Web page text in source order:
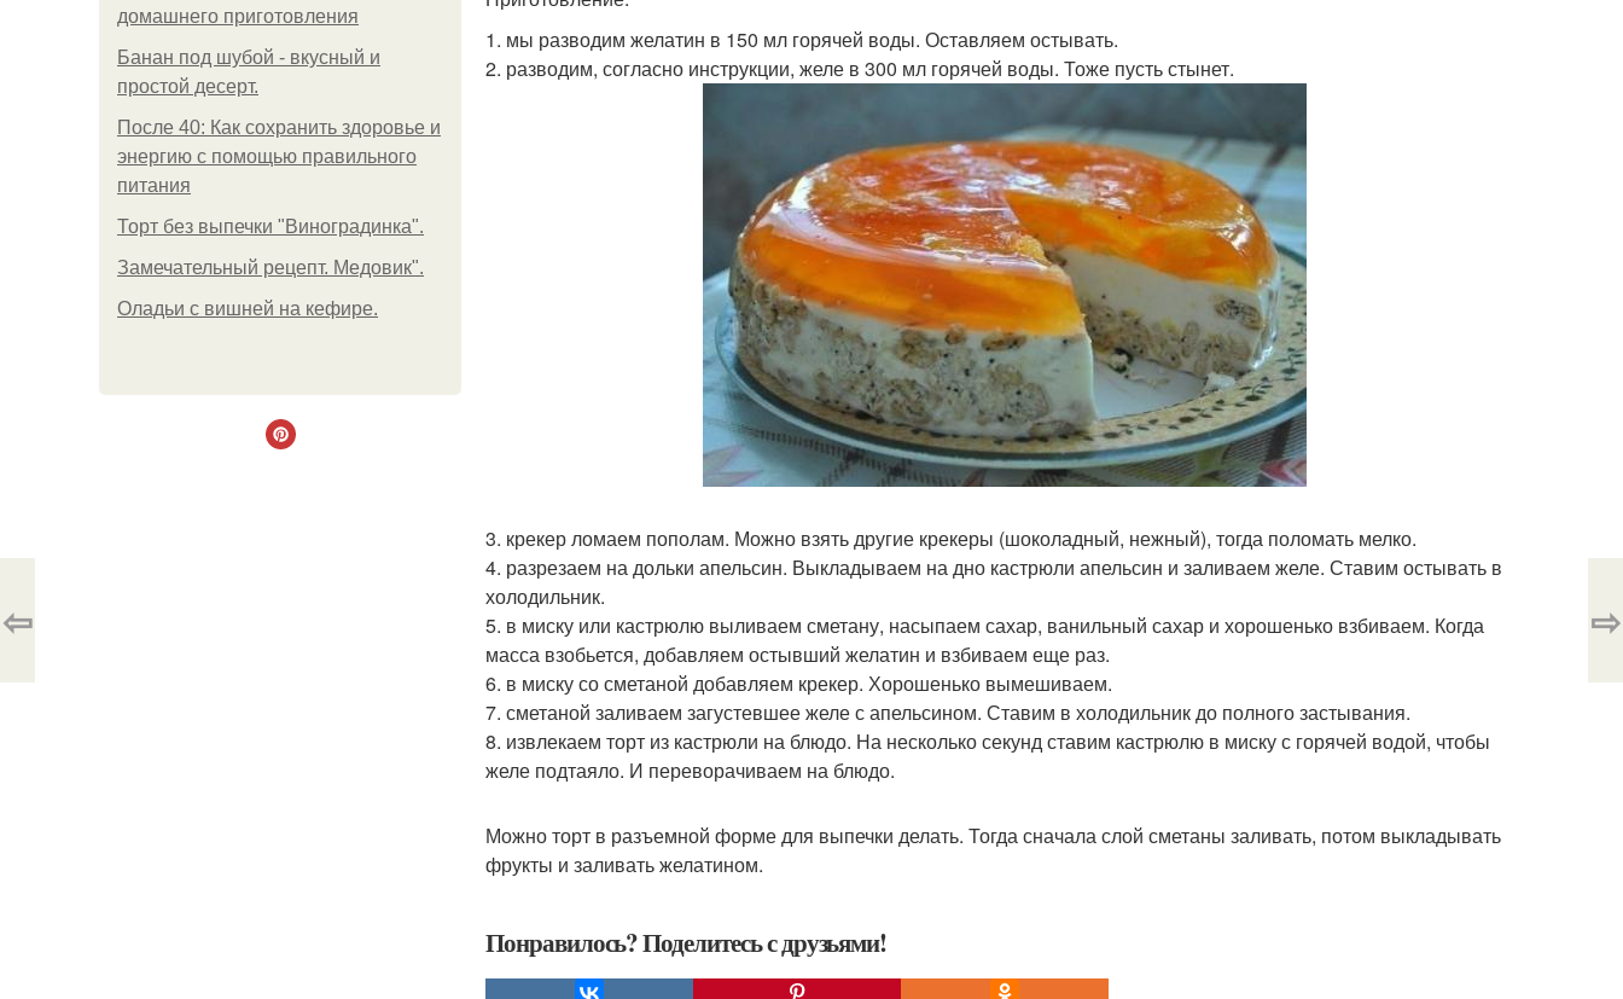
домашнего приготовления
Банан под шубой - вкусный и
простой десерт.
После 40: Как сохранить здоровье и
энергию с помощью правильного
питания
Торт без выпечки "Виноградинка".
Замечательный рецепт. Медовик".
Оладьи с вишней на кефире.
1. мы разводим желатин в 150 мл горячей воды. Оставляем остывать.
2. разводим, согласно инструкции, желе в 300 мл горячей воды. Тоже пусть стынет.
3. крекер ломаем пополам. Можно взять другие крекеры (шоколадный, нежный), тогда поломать мелко.
4. разрезаем на дольки апельсин. Выкладываем на дно кастрюли апельсин и заливаем желе. Ставим остывать в
холодильник.
5. в миску или кастрюлю выливаем сметану, насыпаем сахар, ванильный сахар и хорошенько взбиваем. Когда
масса взобьется, добавляем остывший желатин и взбиваем еще раз.
6. в миску со сметаной добавляем крекер. Хорошенько вымешиваем.
7. сметаной заливаем загустевшее желе с апельсином. Ставим в холодильник до полного застывания.
8. извлекаем торт из кастрюли на блюдо. На несколько секунд ставим кастрюлю в миску с горячей водой, чтобы
желе подтаяло. И переворачиваем на блюдо.
Можно торт в разъемной форме для выпечки делать. Тогда сначала слой сметаны заливать, потом выкладывать
фрукты и заливать желатином.
Понравилось? Поделитесь с друзьями!
⇦ ⇨